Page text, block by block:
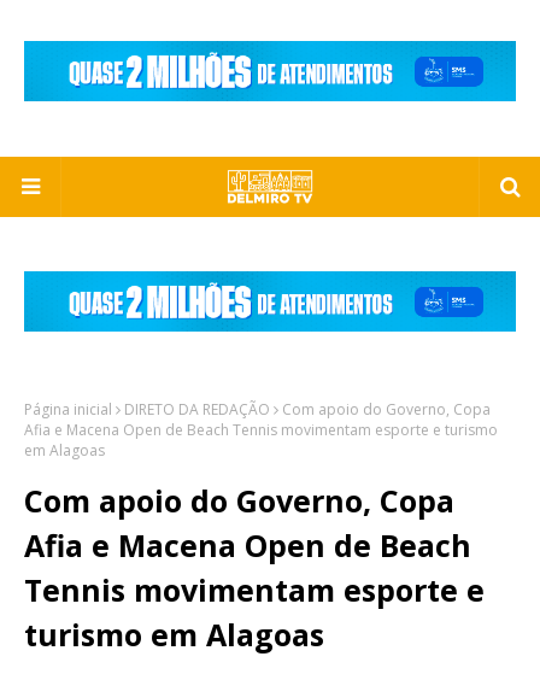
Página inicial DIRETO DA REDAÇÃO
Com apoio do Governo, Copa
Afia e Macena Open de Beach Tennis movimentam esporte e turismo
em Alagoas
Com apoio do Governo, Copa
Afia e Macena Open de Beach
Tennis movimentam esporte e
turismo em Alagoas